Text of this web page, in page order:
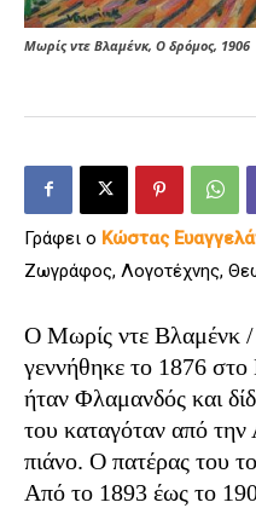
Μωρίς ντε Βλαμένκ, Ο δρόμος, 1906
Γράφει ο Κώστας
Ζωγράφος, Λογοτέχνης,
Ο Μωρίς ντε Βλαμένκ
γεννήθηκε το 1876
ήταν Φλαμανδός και
του καταγόταν από την
πιάνο. Ο πατέρας του
Από το 1893 έως το